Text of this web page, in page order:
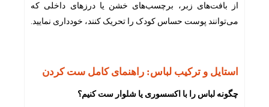
از بافت‌های زبر، برچسب‌های خشن یا درزهای داخلی که
می‌توانند پوست حساس کودک را تحریک کنند، خودداری نمایید.
استایل و ترکیب لباس: راهنمای کامل ست کردن
چگونه لباس را با اکسسوری یا شلوار ست کنیم؟